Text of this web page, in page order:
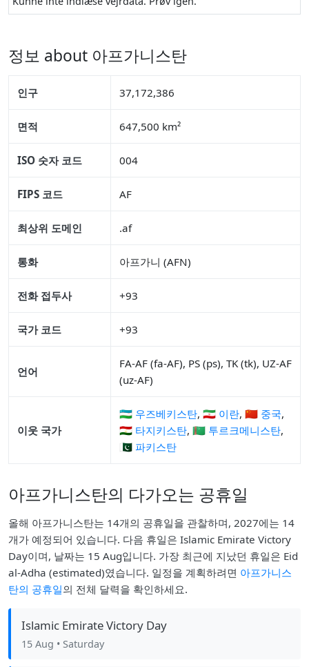
정보 about 아프가니스탄
인구 37,172,386
면적 647,500 km²
ISO 숫자 코드 004
FIPS 코드 AF
최상위 도메인 .af
통화 아프가니 (AFN)
전화 접두사 +93
국가 코드 +93
언어
FA-AF (fa-AF), PS (ps), TK (tk), UZ-AF
(uz-AF)
이웃 국가
🇺🇿 우즈베키스탄, 🇮🇷 이란, 🇨🇳 중국,
🇹🇯 타지키스탄, 🇹🇲 투르크메니스탄,
🇵🇰 파키스탄
아프가니스탄의 다가오는 공휴일
올해 아프가니스탄는 14개의 공휴일을 관찰하며, 2027에는 14
개가 예정되어 있습니다. 다음 휴일은 Islamic Emirate Victory
Day이며, 날짜는 15 Aug입니다. 가장 최근에 지났던 휴일은 Eid
al-Adha (estimated)였습니다. 일정을 계획하려면 아프가니스
탄의 공휴일의 전체 달력을 확인하세요.
Islamic Emirate Victory Day
15 Aug • Saturday